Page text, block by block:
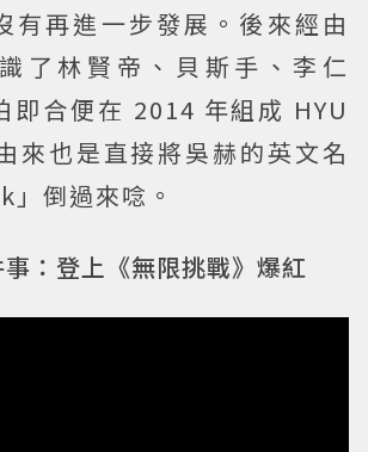
有再進一步發展。後來經由
了林賢帝、貝斯手、李仁
即合便在 2014 年組成 HYU
來也是直接將吳赫的英文名
倒過來唸。
：登上《無限挑戰》爆紅